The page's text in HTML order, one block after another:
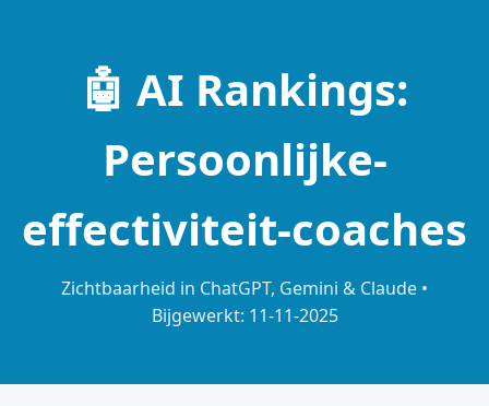
🤖 AI Rankings:
Persoonlijke-
effectiviteit-coaches
Zichtbaarheid in ChatGPT, Gemini & Claude •
Bijgewerkt: 11-11-2025